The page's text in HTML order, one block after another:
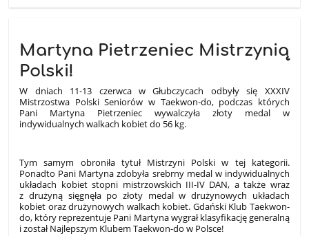
Martyna Pietrzeniec Mistrzynią
Polski!
W dniach 11-13 czerwca w Głubczycach odbyły się XXXIV
Mistrzostwa Polski Seniorów w Taekwon-do, podczas których
Pani Martyna Pietrzeniec wywalczyła złoty medal w
indywidualnych walkach kobiet do 56 kg.
Tym samym obroniła tytuł Mistrzyni Polski w tej kategorii.
Ponadto Pani Martyna zdobyła srebrny medal w indywidualnych
układach kobiet stopni mistrzowskich III-IV DAN, a także wraz
z drużyną sięgnęła po złoty medal w drużynowych układach
kobiet oraz drużynowych walkach kobiet. Gdański Klub Taekwon-
do, który reprezentuje Pani Martyna wygrał klasyfikację generalną
i został Najlepszym Klubem Taekwon-do w Polsce!